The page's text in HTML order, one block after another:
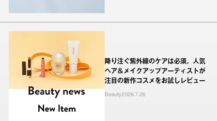
降り注ぐ紫外線のケアは必須。人気
ヘア＆メイクアップアーティストが
注目の新作コスメをお試しレビュー
Beauty2026.7.26